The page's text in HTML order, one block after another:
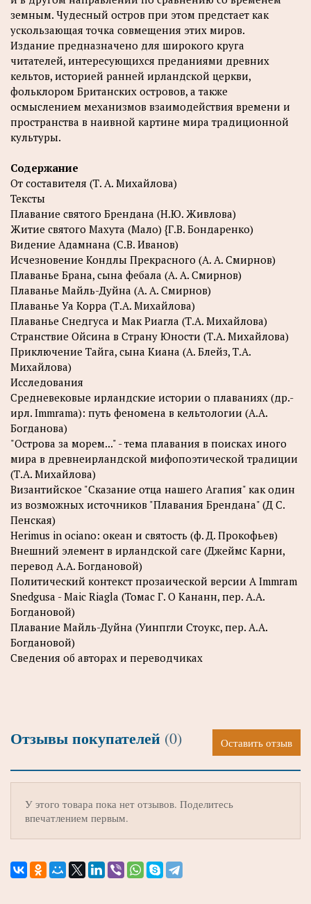
земным. Чудесный остров при этом предстает как
ускользающая точка совмещения этих миров.
Издание предназначено для широкого круга
читателей, интересующихся преданиями древних
кельтов, историей ранней ирландской церкви,
фольклором Британских островов, а также
осмыслением механизмов взаимодействия времени и
пространства в наивной картине мира традиционной
культуры.
Содержание
От составителя (Т. А. Михайлова)
Тексты
Плавание святого Брендана (Н.Ю. Живлова)
Житие святого Махута (Мало) {Г.В. Бондаренко)
Видение Адамнана (С.В. Иванов)
Исчезновение Кондлы Прекрасного (А. А. Смирнов)
Плаванье Брана, сына фебала (А. А. Смирнов)
Плаванье Майль-Дуйна (А. А. Смирнов)
Плаванье Уа Корра (Т.А. Михайлова)
Плаванье Снедгуса и Мак Риагла (Т.А. Михайлова)
Странствие Ойсина в Страну Юности (Т.А. Михайлова)
Приключение Тайга, сына Киана (А. Блейз, Т.А.
Михайлова)
Исследования
Средневековые ирландские истории о плаваниях (др.-
ирл. Immrama): путь феномена в кельтологии (А.А.
Богданова)
"Острова за морем..." - тема плавания в поисках иного
мира в древнеирландской мифопоэтической традиции
(Т.А. Михайлова)
Византийское "Сказание отца нашего Агапия" как один
из возможных источников "Плавания Брендана" (Д С.
Пенская)
Herimus in ociano: океан и святость (ф. Д. Прокофьев)
Внешний элемент в ирландской саге (Джеймс Карни,
перевод А.А. Богдановой)
Политический контекст прозаической версии A Immram
Snedgusa - Maic Riagla (Томас Г. О Кананн, пер. А.А.
Богдановой)
Плавание Майль-Дуйна (Уинпгли Стоукс, пер. А.А.
Богдановой)
Сведения об авторах и переводчиках
Отзывы покупателей (0) Оставить отзыв
У этого товара пока нет отзывов. Поделитесь
впечатлением первым.